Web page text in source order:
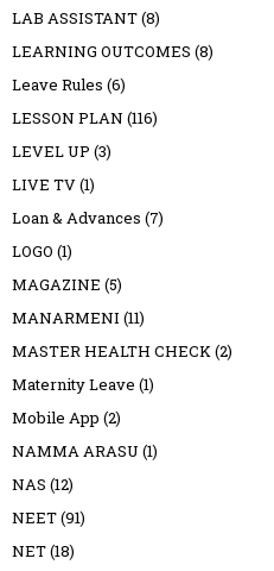
LAB ASSISTANT(8)
LEARNING OUTCOMES (8)
Leave Rules (6)
LESSON PLAN (116)
LEVEL UP (3)
LIVE TV(1)
Loan & Advances (7)
LOGO (1)
MAGAZINE (5)
MANARMENI (11)
MASTER HEALTH CHECK(2)
Maternity Leave (1)
Mobile App (2)
NAMMA ARASU (1)
NAS (12)
NEET(91)
NET(18)